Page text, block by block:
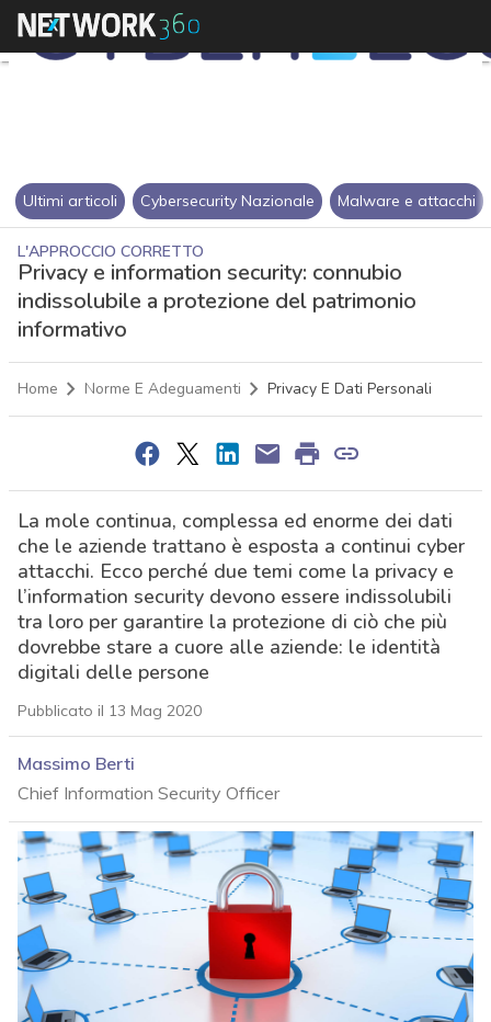
Ultimi articoli Cybersecurity Nazionale Malware e attacchi
L'APPROCCIO CORRETTO
Privacy e information security: connubio
indissolubile a protezione del patrimonio
informativo
Home Norme E Adeguamenti Privacy E Dati Personali
La mole continua, complessa ed enorme dei dati
che le aziende trattano è esposta a continui cyber
attacchi. Ecco perché due temi come la privacy e
l’information security devono essere indissolubili
tra loro per garantire la protezione di ciò che più
dovrebbe stare a cuore alle aziende: le identità
digitali delle persone
Pubblicato il 13 Mag 2020
Massimo Berti
Chief Information Security Officer